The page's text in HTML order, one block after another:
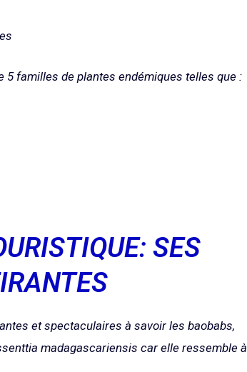
5 familles de plantes endémiques telles que :
SES
et spectaculaires à savoir les baobabs,
madagascariensiscar elle ressemble à